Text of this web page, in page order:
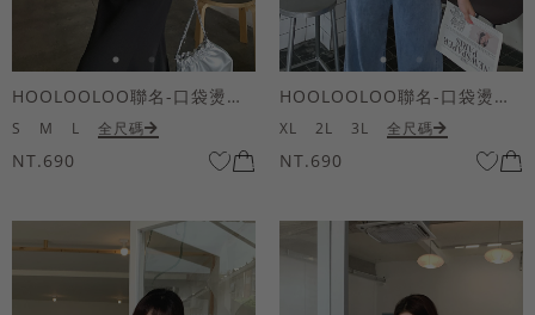
HOOLOOLOO聯名-口袋燙金KUKU熊短袖上衣
S M L 全尺碼
NT.690
HOOLOOLOO聯名-口袋燙金KUKU熊短袖上衣
XL 2L 3L 全尺碼
NT.690